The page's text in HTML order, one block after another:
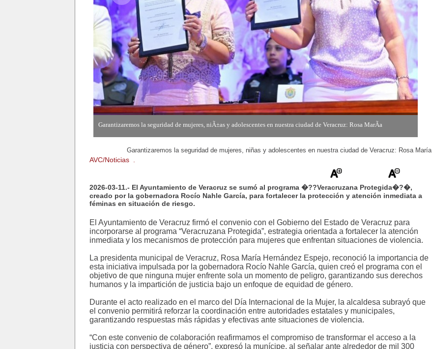
Garantizaremos la seguridad de mujeres, niÃ±as y adolescentes en nuestra ciudad de Veracruz: Rosa MarÃ­a
Garantizaremos la seguridad de mujeres, niÃ±as y adolescentes en nuestra ciudad de Veracruz: Rosa MarÃ­a
Garantizaremos la seguridad de mujeres, niÃ±as y adolescentes en nuestra ciudad de Veracruz: Rosa MarÃ­a
Garantizaremos la seguridad de mujeres, niñas y adolescentes en nuestra ciudad de Veracruz: Rosa María
AVC/Noticias .
2026-03-11.- El Ayuntamiento de Veracruz se sumó al programa �??Veracruzana Protegida�?�,
creado por la gobernadora Rocío Nahle García, para fortalecer la protección y atención inmediata a
féminas en situación de riesgo.
El Ayuntamiento de Veracruz firmó el convenio con el Gobierno del Estado de Veracruz para
incorporarse al programa “Veracruzana Protegida”, estrategia orientada a fortalecer la atención
inmediata y los mecanismos de protección para mujeres que enfrentan situaciones de violencia.
La presidenta municipal de Veracruz, Rosa María Hernández Espejo, reconoció la importancia de
esta iniciativa impulsada por la gobernadora Rocío Nahle García, quien creó el programa con el
objetivo de que ninguna mujer enfrente sola un momento de peligro, garantizando sus derechos
humanos y la impartición de justicia bajo un enfoque de equidad de género.
Durante el acto realizado en el marco del Día Internacional de la Mujer, la alcaldesa subrayó que
el convenio permitirá reforzar la coordinación entre autoridades estatales y municipales,
garantizando respuestas más rápidas y efectivas ante situaciones de violencia.
“Con este convenio de colaboración reafirmamos el compromiso de transformar el acceso a la
justicia con perspectiva de género”, expresó la munícipe, al señalar ante alrededor de mil 300